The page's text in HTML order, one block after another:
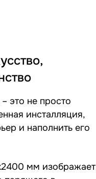
это не просто
инсталляция,
и наполнить его
мм изображает